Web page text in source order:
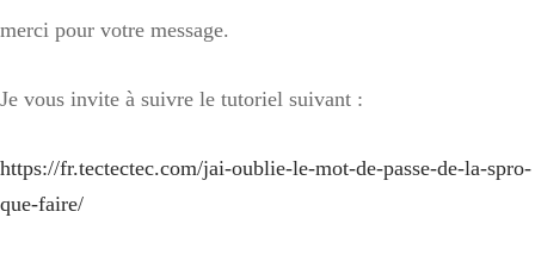
merci pour votre message.
Je vous invite à suivre le tutoriel suivant :
https://fr.tectectec.com/jai-oublie-le-mot-de-passe-de-la-spro-
que-faire/